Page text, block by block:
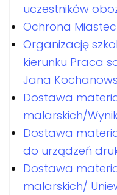
uczestników
Ochrona
Organizację
kierunku Praca
Jana
Dostawa
malarskich/
Dostawa
do urządzeń
Dostawa
malarskich/